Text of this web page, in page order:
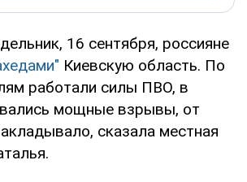
16 сентября, россияне
Киевскую область. По
работали силы ПВО, в
мощные взрывы, от
сказала местная